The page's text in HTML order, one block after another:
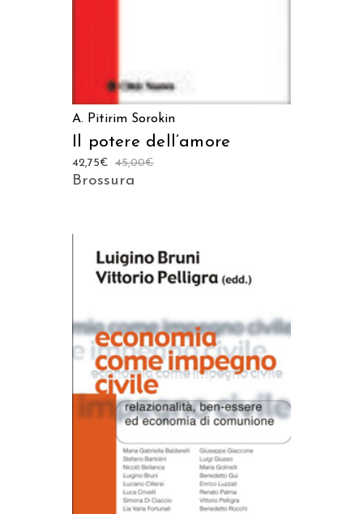
A. Pitirim Sorokin
Il potere dell’amore
45,00€
42,75€
Brossura
AGGIUNGI AL CARRELLO